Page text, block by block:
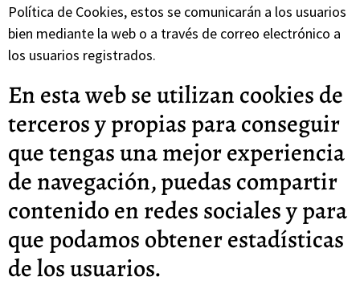
Política de Cookies, estos se comunicarán a los usuarios
bien mediante la web o a través de correo electrónico a
los usuarios registrados.
En esta web se utilizan cookies de
terceros y propias para conseguir
que tengas una mejor experiencia
de navegación, puedas compartir
contenido en redes sociales y para
que podamos obtener estadísticas
de los usuarios.